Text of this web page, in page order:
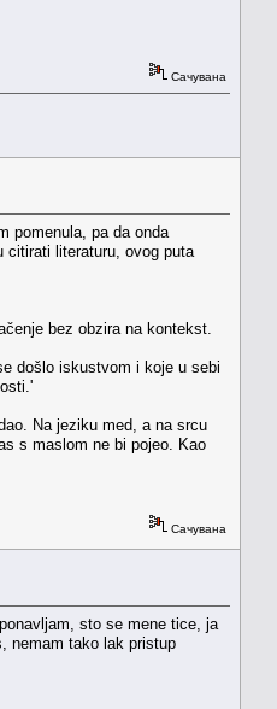
Сачувана
pomenula, pa da onda
citirati literaturu, ovog puta
bez obzira na kontekst.
došlo iskustvom i koje u sebi
Na jeziku med, a na srcu
s maslom ne bi pojeo. Kao
Сачувана
sto se mene tice, ja
nemam tako lak pristup